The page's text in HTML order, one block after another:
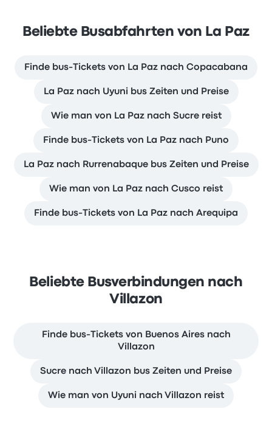
Beliebte Busabfahrten von La Paz
Finde bus-Tickets von La Paz nach Copacabana
La Paz nach Uyuni bus Zeiten und Preise
Wie man von La Paz nach Sucre reist
Finde bus-Tickets von La Paz nach Puno
La Paz nach Rurrenabaque bus Zeiten und Preise
Wie man von La Paz nach Cusco reist
Finde bus-Tickets von La Paz nach Arequipa
Beliebte Busverbindungen nach
Villazon
Finde bus-Tickets von Buenos Aires nach
Villazon
Sucre nach Villazon bus Zeiten und Preise
Wie man von Uyuni nach Villazon reist